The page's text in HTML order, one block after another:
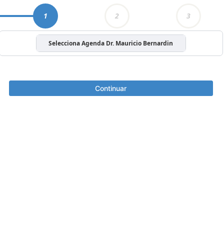
1 2 3
Selecciona Agenda Dr. Mauricio Bernardin
Continuar